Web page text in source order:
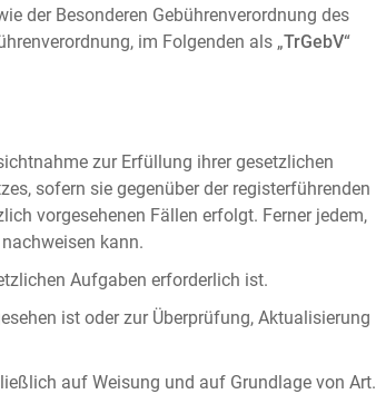
der Besonderen Gebührenverordnung des
im Folgenden als „TrGebV“
zur Erfüllung ihrer gesetzlichen
sofern sie gegenüber der registerführenden
vorgesehenen Fällen erfolgt. Ferner jedem,
kann.
Aufgaben erforderlich ist.
ist oder zur Überprüfung, Aktualisierung
auf Weisung und auf Grundlage von Art.